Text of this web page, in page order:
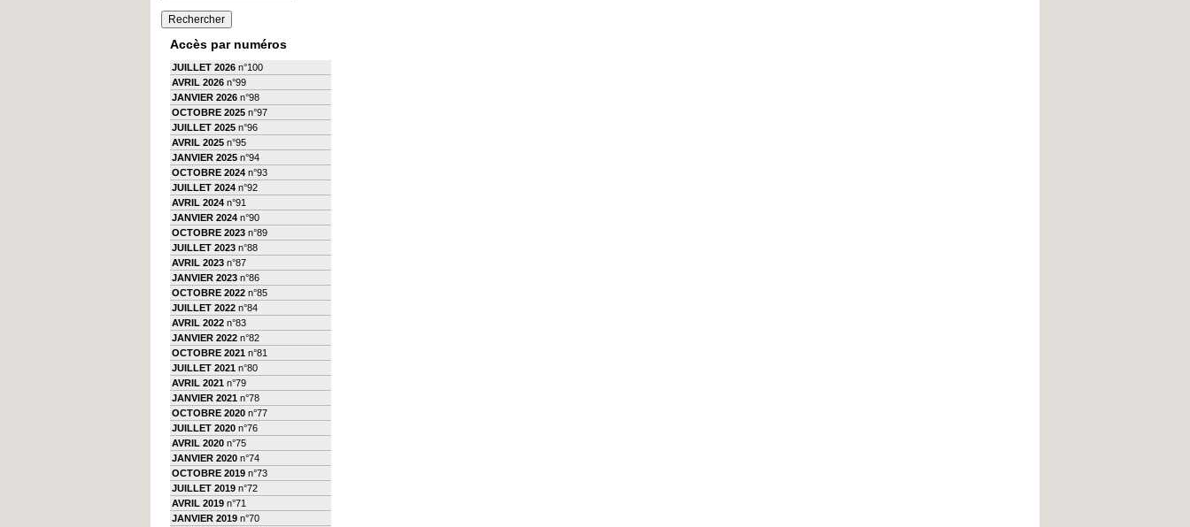
Accès par numéros
JUILLET 2026 n°100
AVRIL 2026 n°99
JANVIER 2026 n°98
OCTOBRE 2025 n°97
JUILLET 2025 n°96
AVRIL 2025 n°95
JANVIER 2025 n°94
OCTOBRE 2024 n°93
JUILLET 2024 n°92
AVRIL 2024 n°91
JANVIER 2024 n°90
OCTOBRE 2023 n°89
JUILLET 2023 n°88
AVRIL 2023 n°87
JANVIER 2023 n°86
OCTOBRE 2022 n°85
JUILLET 2022 n°84
AVRIL 2022 n°83
JANVIER 2022 n°82
OCTOBRE 2021 n°81
JUILLET 2021 n°80
AVRIL 2021 n°79
JANVIER 2021 n°78
OCTOBRE 2020 n°77
JUILLET 2020 n°76
AVRIL 2020 n°75
JANVIER 2020 n°74
OCTOBRE 2019 n°73
JUILLET 2019 n°72
AVRIL 2019 n°71
JANVIER 2019 n°70